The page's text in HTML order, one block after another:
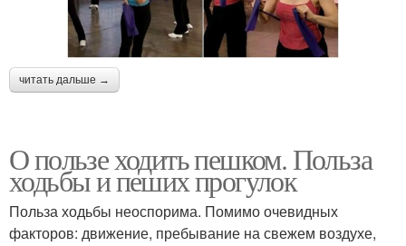
читать дальше →
О пользе ходить пешком. Польза
ходьбы и пеших прогулок
Польза ходьбы неоспорима. Помимо очевидных
факторов: движение, пребывание на свежем воздухе,